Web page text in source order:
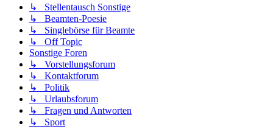
↳ Stellentausch Sonstige
↳ Beamten-Poesie
↳ Singlebörse für Beamte
↳ Off Topic
Sonstige Foren
↳ Vorstellungsforum
↳ Kontaktforum
↳ Politik
↳ Urlaubsforum
↳ Fragen und Antworten
↳ Sport